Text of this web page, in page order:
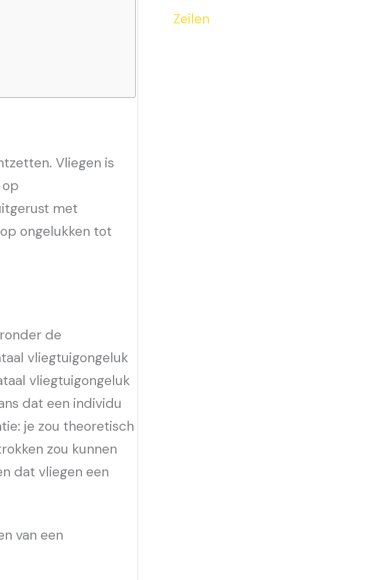
Vliegen is
met
ongelukken tot
de
vliegtuigongeluk
vliegtuigongeluk
dat een individu
je zou theoretisch
zou kunnen
dat vliegen een
van een
Zeilen